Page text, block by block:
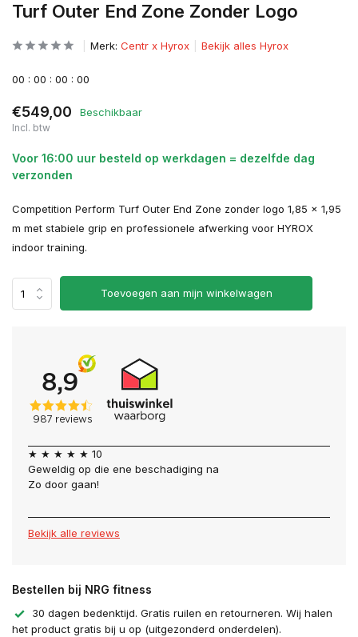
Turf Outer End Zone Zonder Logo
Merk: Centr x Hyrox Bekijk alles Hyrox
00 : 00 : 00 : 00
€549,00 Beschikbaar
Incl. btw
Voor 16:00 uur besteld op werkdagen = dezelfde dag
verzonden
Competition Perform Turf Outer End Zone zonder logo 1,85 x 1,95
m met stabiele grip en professionele afwerking voor HYROX
indoor training.
Toevoegen aan mijn winkelwagen
★ ★ ★ ★ ★ 10
Geweldig op die ene beschadiging na
Zo door gaan!
Bekijk alle reviews
Bestellen bij NRG fitness
30 dagen bedenktijd. Gratis ruilen en retourneren. Wij halen
het product gratis bij u op (uitgezonderd onderdelen).